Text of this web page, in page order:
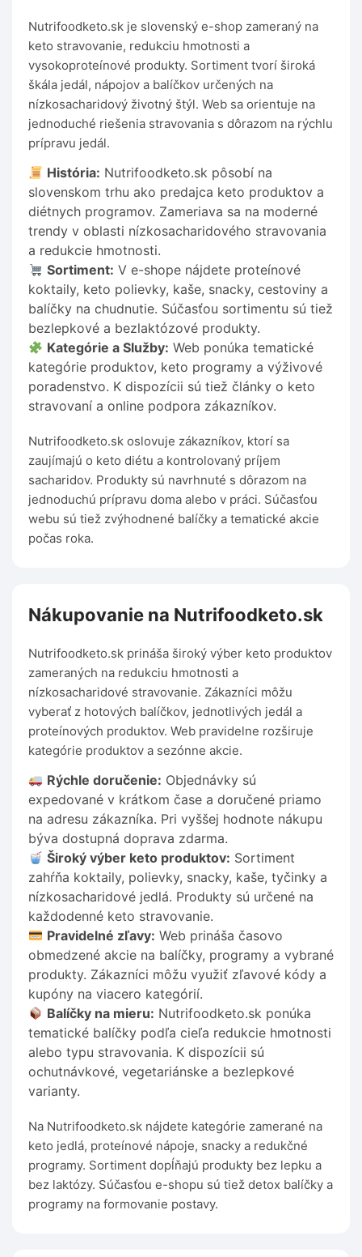
Nutrifoodketo.sk je slovenský e-shop zameraný na
keto stravovanie, redukciu hmotnosti a
vysokoproteínové produkty. Sortiment tvorí široká
škála jedál, nápojov a balíčkov určených na
nízkosacharidový životný štýl. Web sa orientuje na
jednoduché riešenia stravovania s dôrazom na rýchlu
prípravu jedál.
História: Nutrifoodketo.sk pôsobí na
slovenskom trhu ako predajca keto produktov a
diétnych programov. Zameriava sa na moderné
trendy v oblasti nízkosacharidového stravovania
a redukcie hmotnosti.
Sortiment: V e-shope nájdete proteínové
koktaily, keto polievky, kaše, snacky, cestoviny a
balíčky na chudnutie. Súčasťou sortimentu sú tiež
bezlepkové a bezlaktózové produkty.
Kategórie a Služby: Web ponúka tematické
kategórie produktov, keto programy a výživové
poradenstvo. K dispozícii sú tiež články o keto
stravovaní a online podpora zákazníkov.
Nutrifoodketo.sk oslovuje zákazníkov, ktorí sa
zaujímajú o keto diétu a kontrolovaný príjem
sacharidov. Produkty sú navrhnuté s dôrazom na
jednoduchú prípravu doma alebo v práci. Súčasťou
webu sú tiež zvýhodnené balíčky a tematické akcie
počas roka.
Nákupovanie na Nutrifoodketo.sk
Nutrifoodketo.sk prináša široký výber keto produktov
zameraných na redukciu hmotnosti a
nízkosacharidové stravovanie. Zákazníci môžu
vyberať z hotových balíčkov, jednotlivých jedál a
proteínových produktov. Web pravidelne rozširuje
kategórie produktov a sezónne akcie.
Rýchle doručenie: Objednávky sú
expedované v krátkom čase a doručené priamo
na adresu zákazníka. Pri vyššej hodnote nákupu
býva dostupná doprava zdarma.
Široký výber keto produktov: Sortiment
zahŕňa koktaily, polievky, snacky, kaše, tyčinky a
nízkosacharidové jedlá. Produkty sú určené na
každodenné keto stravovanie.
Pravidelné zľavy: Web prináša časovo
obmedzené akcie na balíčky, programy a vybrané
produkty. Zákazníci môžu využiť zľavové kódy a
kupóny na viacero kategórií.
Balíčky na mieru: Nutrifoodketo.sk ponúka
tematické balíčky podľa cieľa redukcie hmotnosti
alebo typu stravovania. K dispozícii sú
ochutnávkové, vegetariánske a bezlepkové
varianty.
Na Nutrifoodketo.sk nájdete kategórie zamerané na
keto jedlá, proteínové nápoje, snacky a redukčné
programy. Sortiment dopĺňajú produkty bez lepku a
bez laktózy. Súčasťou e-shopu sú tiež detox balíčky a
programy na formovanie postavy.